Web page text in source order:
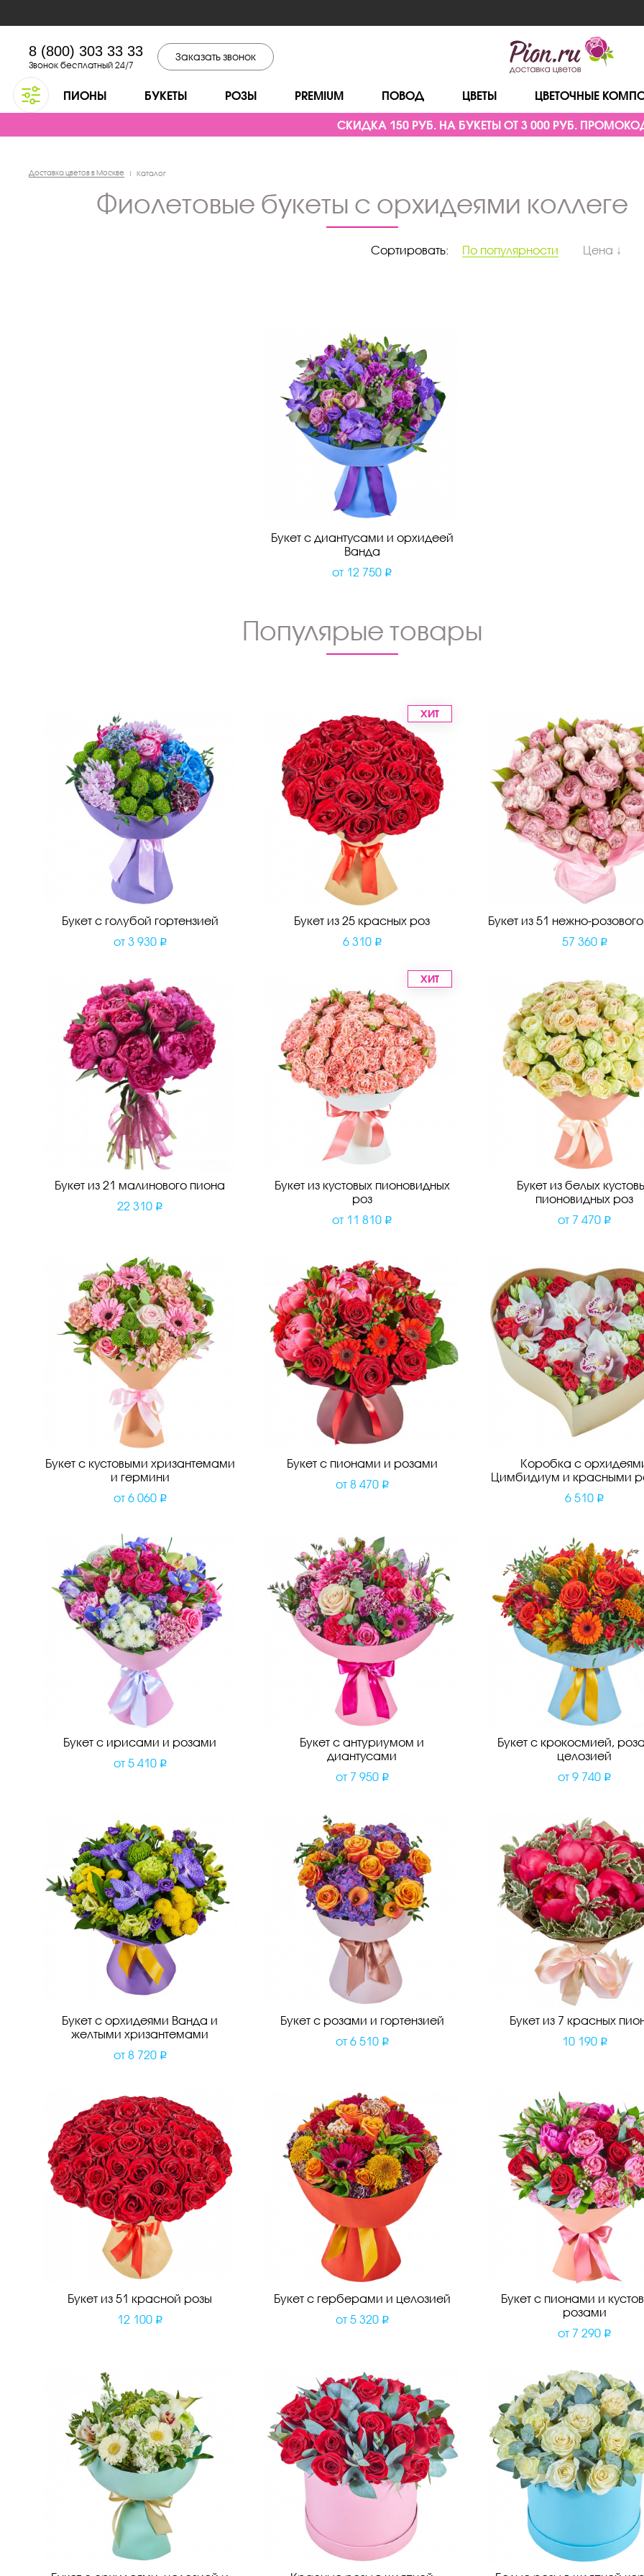
8 (800) 303 33 33
Звонок бесплатный 24/7
Заказать звонок
ПИОНЫ БУКЕТЫ РОЗЫ PREMIUM ПОВОД ЦВЕТЫ ЦВЕТОЧНЫЕ
СКИДКА 150 РУБ. НА БУКЕТЫ ОТ 3 000 РУБ.
Доставка цветов в Москве | Каталог
фиолетовые букеты с орхидеями коллеге
Сортировать: По популярности Цена ↓
Букет с диантусами и орхидеей
Ванда
от 12 750
Популярые товары
Букет с голубой гортензией
от 3 930
ХИТ
Букет из 25 красных роз
6 310
Букет из 51 нежно-
57 360
Букет из 21 малинового пиона
22 310
ХИТ
Букет из кустовых пионовидных
роз
от 11 810
Букет из белых
пионовидных роз
от 7 470
Букет с кустовыми хризантемами
и гермини
от 6 060
Букет с пионами и розами
от 8 470
Коробка с
Цимбидиум и красными
6 510
Букет с ирисами и розами
от 5 410
Букет с антуриумом и
диантусами
от 7 950
Букет с крокосмией,
целозией
от 9 740
Букет с орхидеями Ванда и
желтыми хризантемами
от 8 720
Букет с розами и гортензией
от 6 510
Букет из 7 красных
10 190
Букет из 51 красной розы
12 100
Букет с герберами и целозией
от 5 320
Букет с пионами и
розами
от 7 290